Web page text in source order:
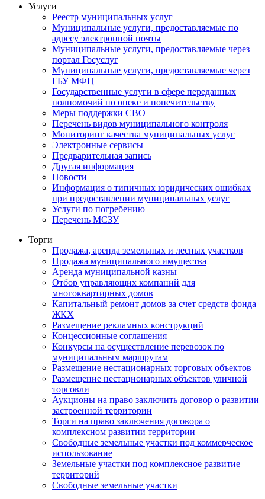
Услуги
Реестр муниципальных услуг
Муниципальные услуги, предоставляемые по
адресу электронной почты
Муниципальные услуги, предоставляемые через
портал Госуслуг
Муниципальные услуги, предоставляемые через
ГБУ МФЦ
Государственные услуги в сфере переданных
полномочий по опеке и попечительству
Меры поддержки СВО
Перечень видов муниципального контроля
Мониторинг качества муниципальных услуг
Электронные сервисы
Предварительная запись
Другая информация
Новости
Информация о типичных юридических ошибках
при предоставлении муниципальных услуг
Услуги по погребению
Перечень МСЗУ
Торги
Продажа, аренда земельных и лесных участков
Продажа муниципального имущества
Аренда муниципальной казны
Отбор управляющих компаний для
многоквартирных домов
Капитальный ремонт домов за счет средств фонда
ЖКХ
Размещение рекламных конструкций
Концессионные соглашения
Конкурсы на осуществление перевозок по
муниципальным маршрутам
Размещение нестационарных торговых объектов
Размещение нестационарных объектов уличной
торговли
Аукционы на право заключить договор о развитии
застроенной территории
Торги на право заключения договора о
комплексном развитии территории
Свободные земельные участки под коммерческое
использование
Земельные участки под комплексное развитие
территорий
Свободные земельные участки